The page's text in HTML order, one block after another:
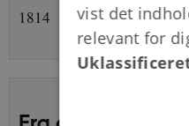
1814
Freden i
til
vist det
relevant for